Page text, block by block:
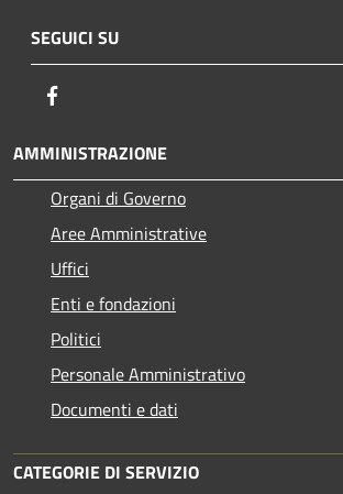
SEGUICI SU
AMMINISTRAZIONE
Organi di Governo
Aree Amministrative
Uffici
Enti e fondazioni
Politici
Personale Amministrativo
Documenti e dati
CATEGORIE DI SERVIZIO